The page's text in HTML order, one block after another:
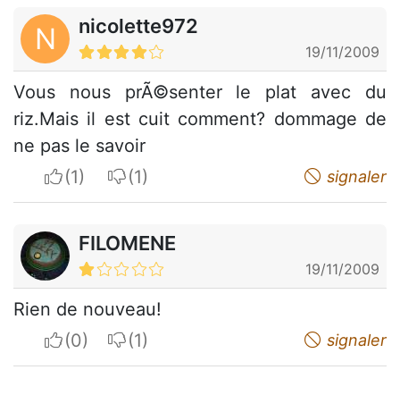
N nicolette972
19/11/2009
Vous nous prÃ©senter le plat avec du
riz.Mais il est cuit comment? dommage de
ne pas le savoir
I apreciateI do not appreciate signaler
FILOMENE
19/11/2009
Rien de nouveau!
I apreciateI do not appreciate signaler